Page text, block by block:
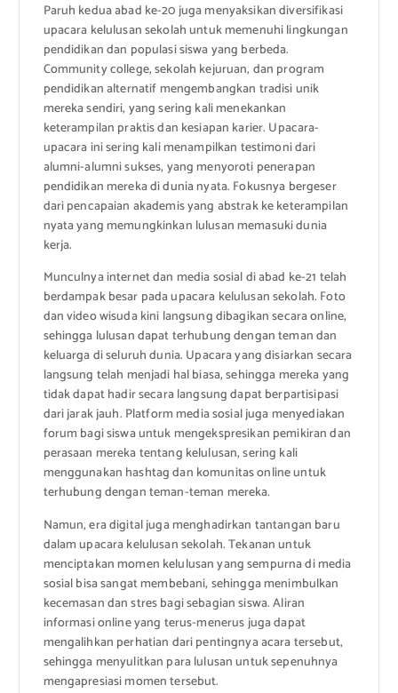
Paruh kedua abad ke-20 juga menyaksikan diversifikasi
upacara kelulusan sekolah untuk memenuhi lingkungan
pendidikan dan populasi siswa yang berbeda.
Community college, sekolah kejuruan, dan program
pendidikan alternatif mengembangkan tradisi unik
mereka sendiri, yang sering kali menekankan
keterampilan praktis dan kesiapan karier. Upacara-
upacara ini sering kali menampilkan testimoni dari
alumni-alumni sukses, yang menyoroti penerapan
pendidikan mereka di dunia nyata. Fokusnya bergeser
dari pencapaian akademis yang abstrak ke keterampilan
nyata yang memungkinkan lulusan memasuki dunia
kerja.
Munculnya internet dan media sosial di abad ke-21 telah
berdampak besar pada upacara kelulusan sekolah. Foto
dan video wisuda kini langsung dibagikan secara online,
sehingga lulusan dapat terhubung dengan teman dan
keluarga di seluruh dunia. Upacara yang disiarkan secara
langsung telah menjadi hal biasa, sehingga mereka yang
tidak dapat hadir secara langsung dapat berpartisipasi
dari jarak jauh. Platform media sosial juga menyediakan
forum bagi siswa untuk mengekspresikan pemikiran dan
perasaan mereka tentang kelulusan, sering kali
menggunakan hashtag dan komunitas online untuk
terhubung dengan teman-teman mereka.
Namun, era digital juga menghadirkan tantangan baru
dalam upacara kelulusan sekolah. Tekanan untuk
menciptakan momen kelulusan yang sempurna di media
sosial bisa sangat membebani, sehingga menimbulkan
kecemasan dan stres bagi sebagian siswa. Aliran
informasi online yang terus-menerus juga dapat
mengalihkan perhatian dari pentingnya acara tersebut,
sehingga menyulitkan para lulusan untuk sepenuhnya
mengapresiasi momen tersebut.